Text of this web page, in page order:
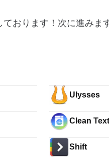
おります！次に進みます
Ulysses
Clean Text
Shift